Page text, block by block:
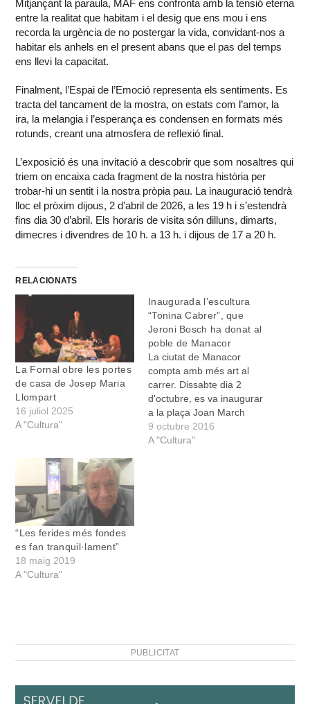
Mitjançant la paraula, MAF ens confronta amb la tensió eterna
entre la realitat que habitam i el desig que ens mou i ens
recorda la urgència de no postergar la vida, convidant-nos a
habitar els anhels en el present abans que el pas del temps
ens llevi la capacitat.
Finalment, l’Espai de l’Emoció representa els sentiments. Es
tracta del tancament de la mostra, on estats com l’amor, la
ira, la melangia i l’esperança es condensen en formats més
rotunds, creant una atmosfera de reflexió final.
L’exposició és una invitació a descobrir que som nosaltres qui
triem on encaixa cada fragment de la nostra història per
trobar-hi un sentit i la nostra pròpia pau. La inauguració tendrà
lloc el pròxim dijous, 2 d’abril de 2026, a les 19 h i s’estendrà
fins dia 30 d’abril. Els horaris de visita són dilluns, dimarts,
dimecres i divendres de 10 h. a 13 h. i dijous de 17 a 20 h.
RELACIONATS
La Fornal obre les portes
de casa de Josep Maria
Llompart
16 juliol 2025
A "Cultura"
Inaugurada l’escultura
“Tonina Cabrer”, que
Jeroni Bosch ha donat al
poble de Manacor
La ciutat de Manacor
compta amb més art al
carrer. Dissabte dia 2
d'octubre, es va inaugurar
a la plaça Joan March
l'escultura pública Tonina
Cabrer (1892-1991). “És
9 octubre 2016
A "Cultura"
“Les ferides més fondes
es fan tranquil·lament”
18 maig 2019
A "Cultura"
PUBLICITAT